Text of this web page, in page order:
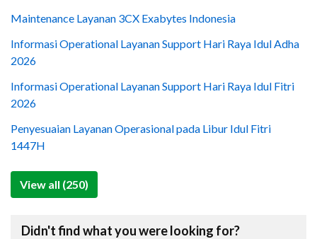
Maintenance Layanan 3CX Exabytes Indonesia
Informasi Operational Layanan Support Hari Raya Idul Adha
2026
Informasi Operational Layanan Support Hari Raya Idul Fitri
2026
Penyesuaian Layanan Operasional pada Libur Idul Fitri
1447H
View all (250)
Didn't find what you were looking for?